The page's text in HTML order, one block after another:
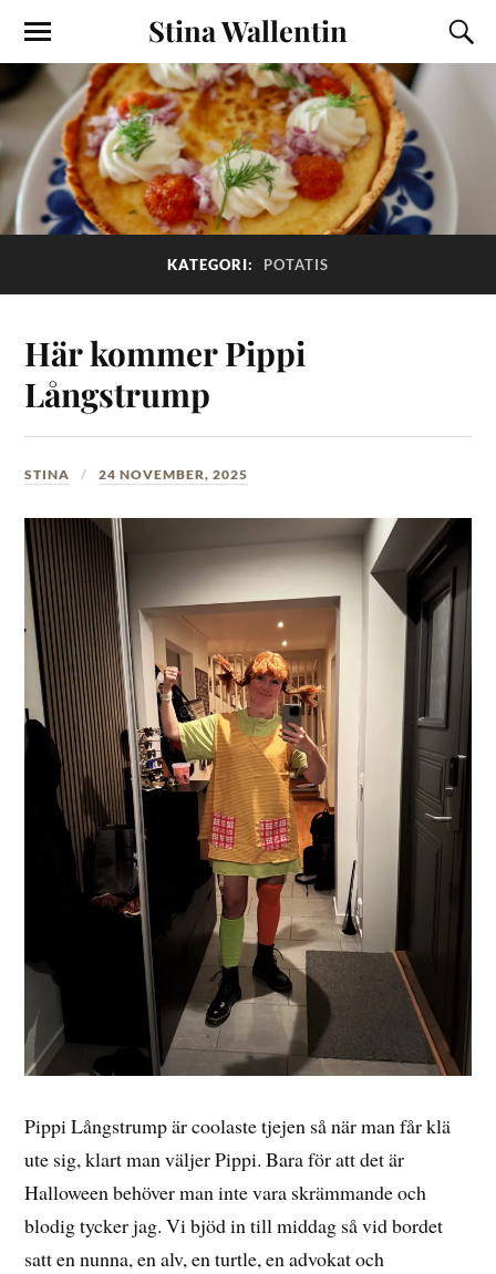
Stina Wallentin
KATEGORI: POTATIS
Här kommer Pippi
Långstrump
STINA 24 NOVEMBER, 2025
Pippi Långstrump är coolaste tjejen så när man får klä
ute sig, klart man väljer Pippi. Bara för att det är
Halloween behöver man inte vara skrämmande och
blodig tycker jag. Vi bjöd in till middag så vid bordet
satt en nunna, en alv, en turtle, en advokat och